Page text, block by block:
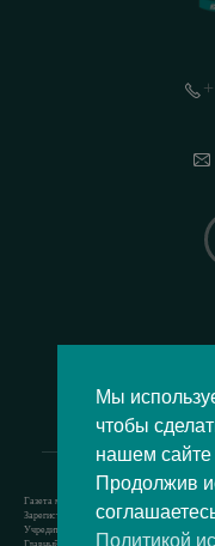
Газета муниципального округа Восточное
Зарегистрировано Роскомнадзором
Учредитель — аппарат Совета депутатов
Главный редактор — Кочерёжкин Н.А.
Мы
чтобы
нашем
Продолжив
Политикой